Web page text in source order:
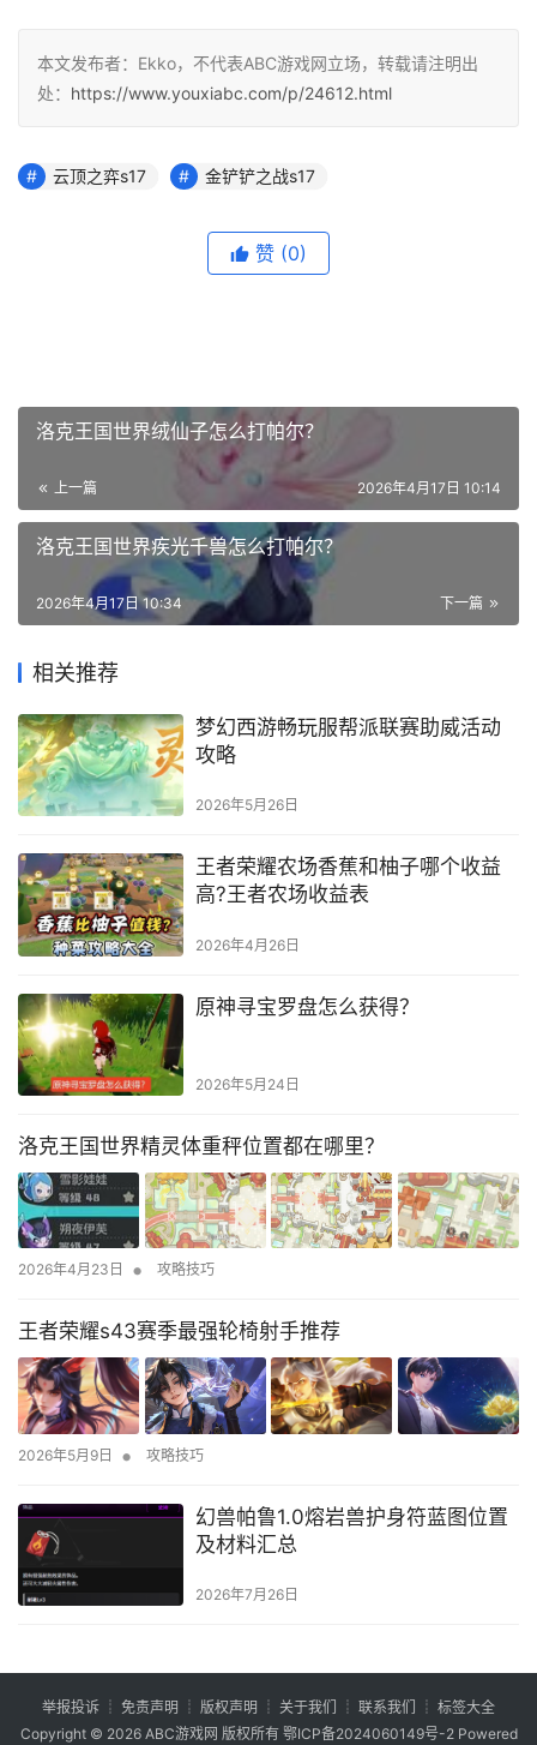
本文发布者：Ekko，不代表ABC游戏网立场，转载请注明出
处： https://www.youxiabc.com/p/24612.html
云顶之弈s17 金铲铲之战s17
赞 (0)
洛克王国世界绒仙子怎么打帕尔？
上一篇 2026年4月17日 10:14
洛克王国世界疾光千兽怎么打帕尔？
下一篇
2026年4月17日 10:34
相关推荐
梦幻西游畅玩服帮派联赛助威活动
攻略
2026年5月26日
王者荣耀农场香蕉和柚子哪个收益
高?王者农场收益表
2026年4月26日
原神寻宝罗盘怎么获得？
2026年5月24日
洛克王国世界精灵体重秤位置都在哪里？
2026年4月23日 • 攻略技巧
王者荣耀s43赛季最强轮椅射手推荐
2026年5月9日 • 攻略技巧
幻兽帕鲁1.0熔岩兽护身符蓝图位置
及材料汇总
2026年7月26日
举报投诉 ┊ 免责声明 ┊ 版权声明 ┊ 关于我们 ┊ 联系我们 ┊ 标签大全
Copyright © 2026 ABC游戏网 版权所有 鄂ICP备2024060149号-2Powered